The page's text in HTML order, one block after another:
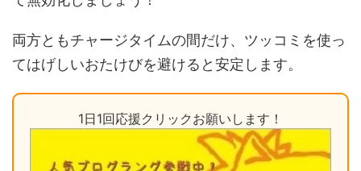
両方ともチャージタイムの間だけ、ツッコミを使っ
てはげしいおたけびを避けると安定します。
1日1回応援クリックお願いします！